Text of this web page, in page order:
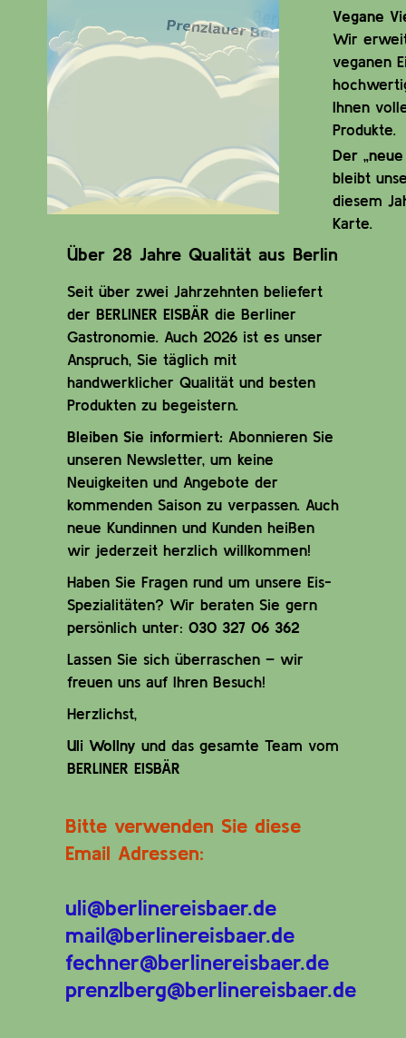
Vegane
Wir
veganen
Ihnen
Produkte.
Der „neue
bleibt
diesem
Karte.
Über 28 Jahre Qualität aus Berlin
Seit über zwei Jahrzehnten beliefert
der BERLINER EISBÄR die Berliner
Gastronomie. Auch 2026 ist es unser
Anspruch, Sie täglich mit
handwerklicher Qualität und besten
Produkten zu begeistern.
Bleiben Sie informiert: Abonnieren Sie
unseren Newsletter, um keine
Neuigkeiten und Angebote der
kommenden Saison zu verpassen. Auch
neue Kundinnen und Kunden heißen
wir jederzeit herzlich willkommen!
Haben Sie Fragen rund um unsere Eis-
Spezialitäten? Wir beraten Sie gern
persönlich unter: 030 327 06 362
Lassen Sie sich überraschen – wir
freuen uns auf Ihren Besuch!
Herzlichst,
Uli Wollny und das gesamte Team vom
BERLINER EISBÄR
Bitte verwenden Sie diese
Email Adressen:
uli@berlinereisbaer.de
mail@berlinereisbaer.de
fechner@berlinereisbaer.de
prenzlberg@berlinereisbaer.de